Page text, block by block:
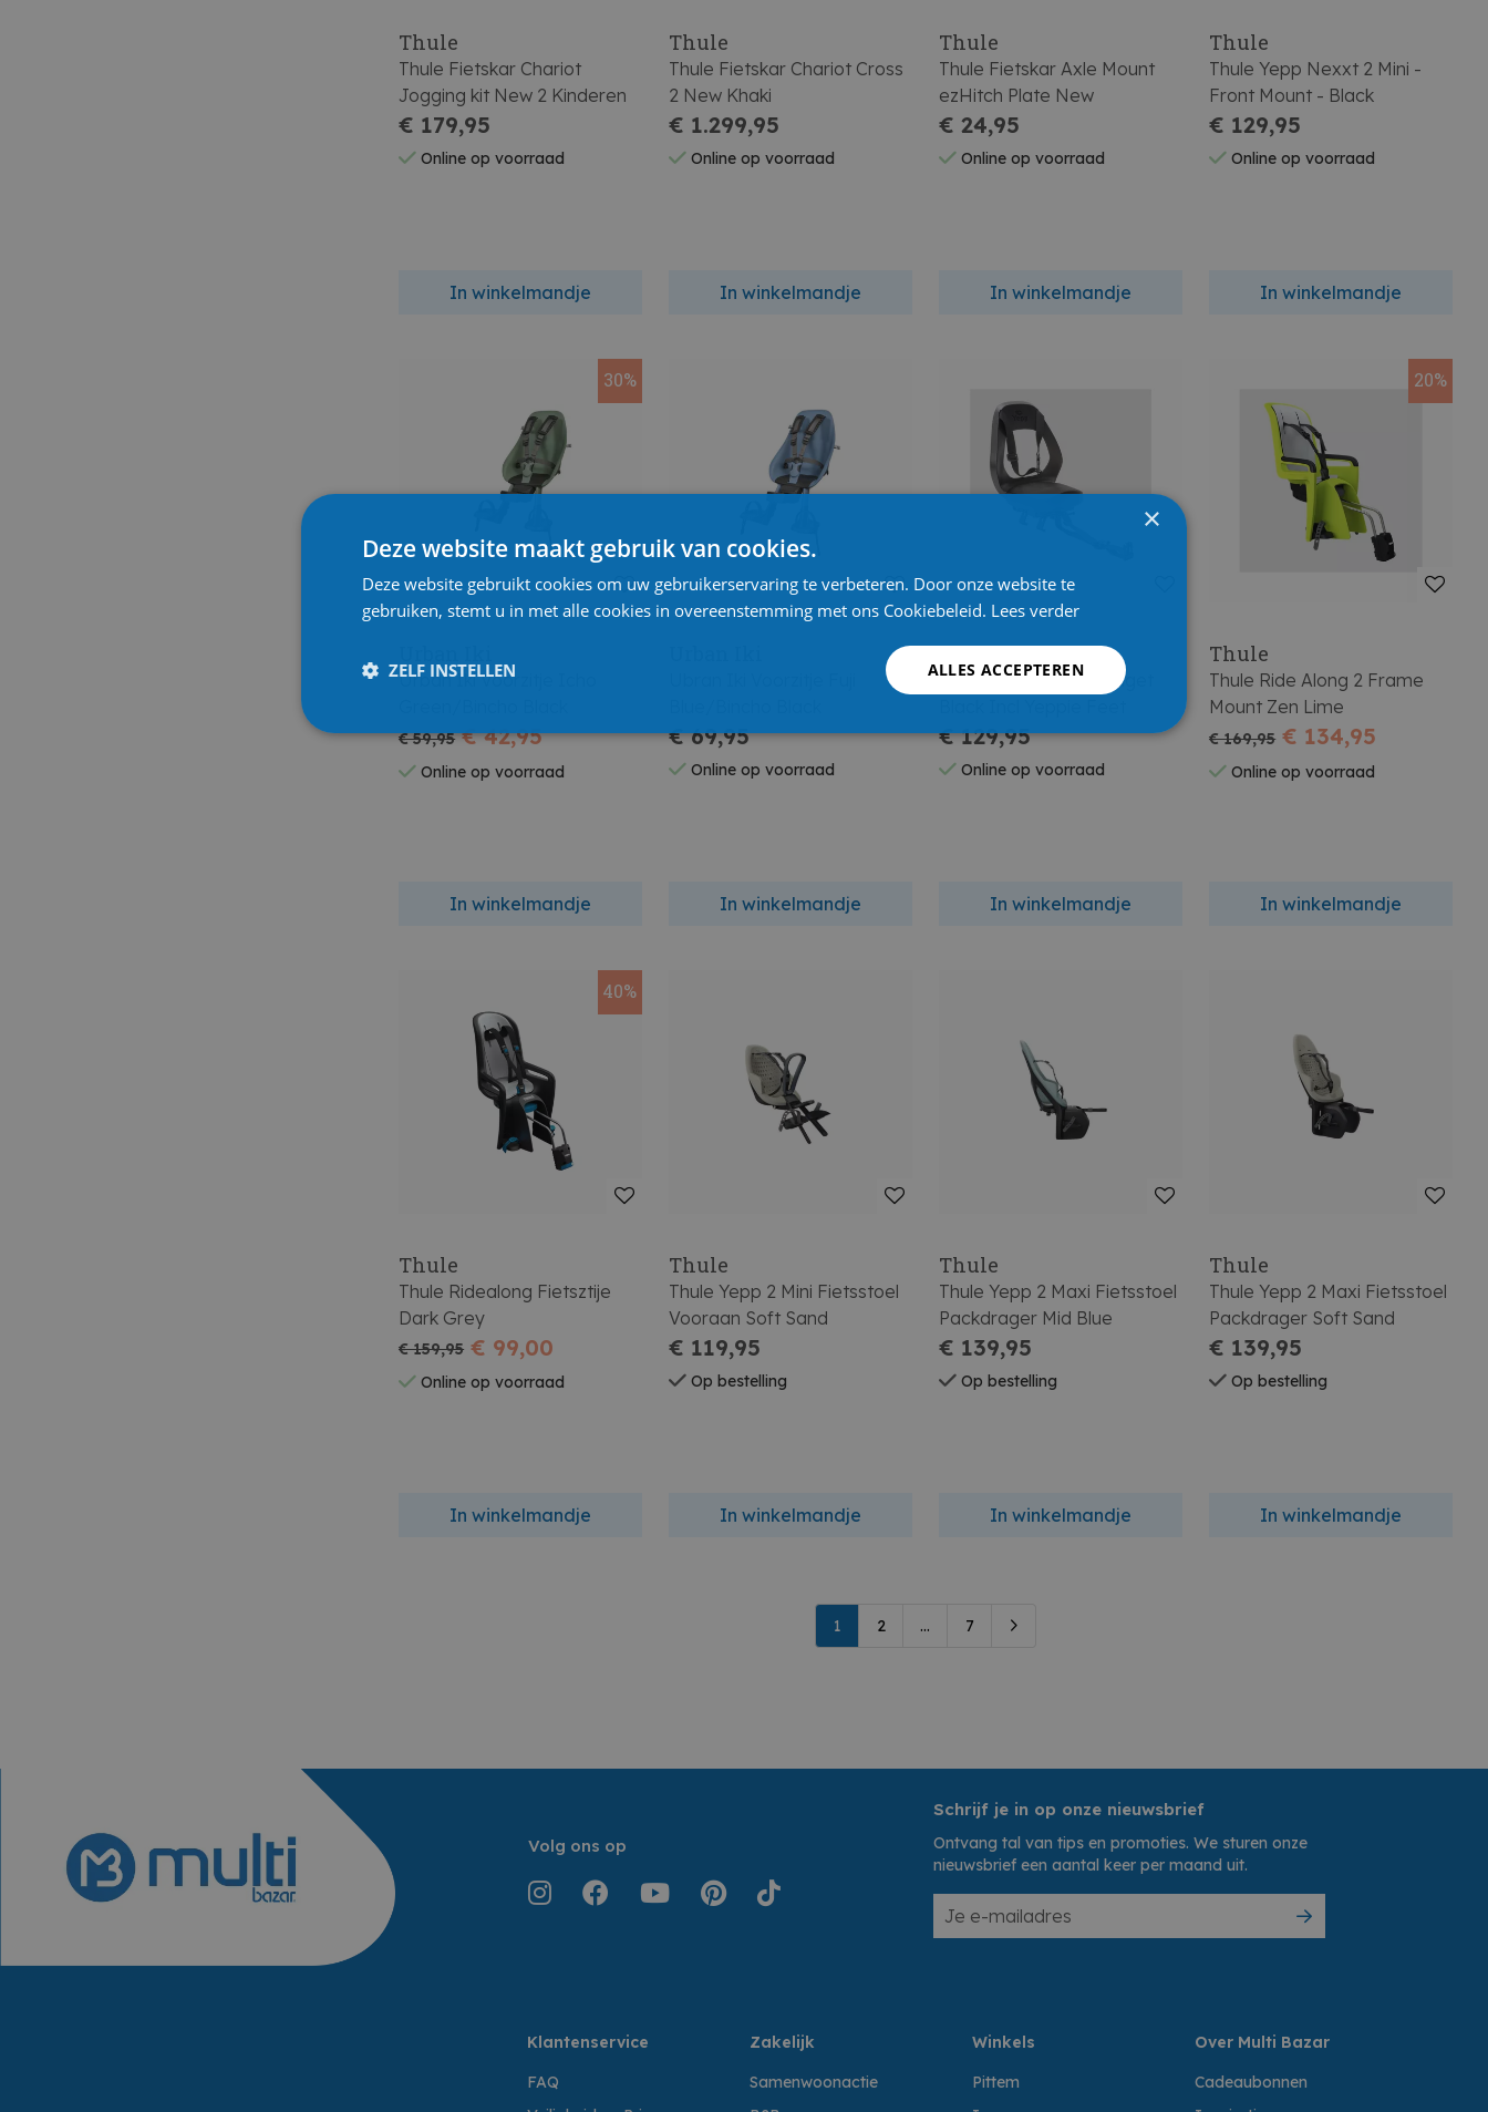
Thule
Thule Fietskar Chariot
Jogging kit New 2 Kinderen
€ 179,95
Online op voorraad
In winkelmandje
Thule
Thule Fietskar Chariot Cross
2 New Khaki
€ 1.299,95
Online op voorraad
In winkelmandje
Thule
Thule Fietskar Axle Mount
ezHitch Plate New
€ 24,95
Online op voorraad
In winkelmandje
Thule
Thule Yepp Nexxt 2 Mini -
Front Mount - Black
€ 129,95
Online op voorraad
In winkelmandje
30%
Urban Iki Voorzitje Icho
€ 59,95 € 42,95
Online op voorraad
In winkelmandje
€ 69,95
Online op voorraad
In winkelmandje
Thule
Thule Yepp Junior Budget
€ 129,95
Online op voorraad
In winkelmandje
20%
Thule
Thule Ride Along 2 Frame
Mount Zen Lime
€ 169,95 € 134,95
Online op voorraad
In winkelmandje
40%
Thule
Thule Ridealong Fietsztije
Dark Grey
€ 159,95 € 99,00
Online op voorraad
In winkelmandje
Thule
Thule Yepp 2 Mini Fietsstoel
Vooraan Soft Sand
€ 119,95
Op bestelling
In winkelmandje
Thule
Thule Yepp 2 Maxi Fietsstoel
Packdrager Mid Blue
€ 139,95
Op bestelling
In winkelmandje
Thule
Thule Yepp 2 Maxi Fietsstoel
Packdrager Soft Sand
€ 139,95
Op bestelling
In winkelmandje
1 2 ... 7
Volg ons op
Schrijf je in op onze nieuwsbrief
Ontvang tal van tips en promoties. We sturen onze
nieuwsbrief een aantal keer per maand uit.
Klantenservice
FAQ
Zakelijk
Samenwoonactie
Winkels
Pittem
Over Multi Bazar
Cadeaubonnen
×
Deze website maakt gebruik van cookies.
Deze website gebruikt cookies om uw gebruikerservaring te verbeteren. Door onze website te
gebruiken, stemt u in met alle cookies in overeenstemming met ons Cookiebeleid. Lees verder
ALLES ACCEPTEREN
ZELF INSTELLEN